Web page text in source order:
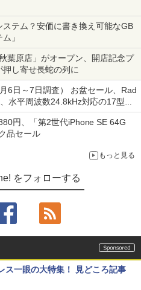
テム？安価に書き換え可能なGB
」
葉原店」がオープン、開店記念プ
し寄せ長蛇の列に
6日～7日調査） お盆セール、Rad
水平周波数24.8kHz対応の17型モ
動セール ほか
円、「第2世代iPhone SE 64G
品セール
もっと見る
をフォローする
ス一眼の大特集！ 見どころ記事